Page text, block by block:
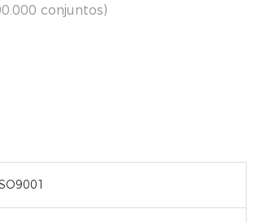
conjuntos)